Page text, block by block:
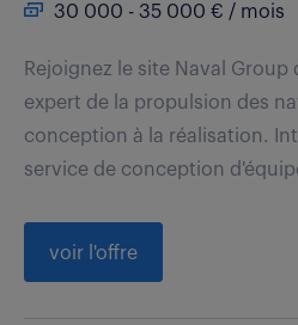
30 000 - 35 000 € / mois
Rejoignez le site Naval Group
expert de la propulsion des
conception à la réalisation.
service de conception
voir l'offre